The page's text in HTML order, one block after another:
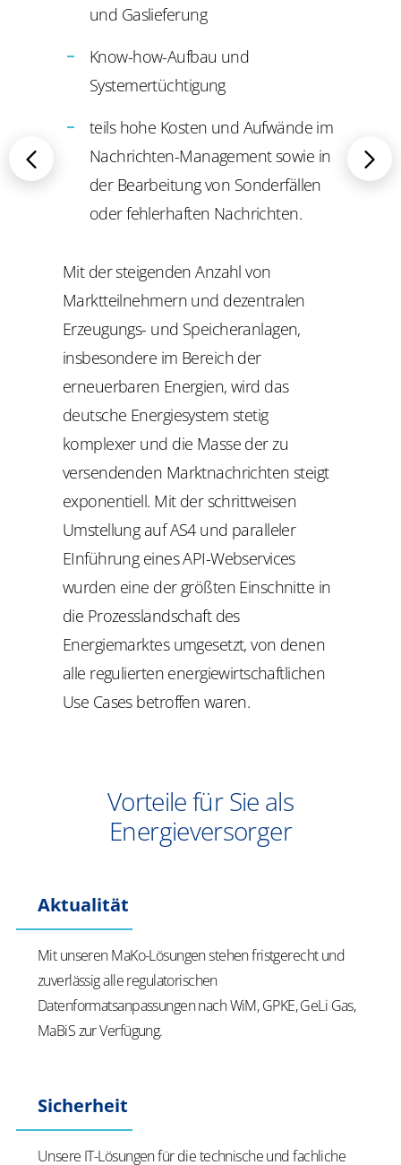
und Gaslieferung
Know-how-Aufbau und
Systemertüchtigung
teils hohe Kosten und Aufwände im
Nachrichten-Management sowie in
der Bearbeitung von Sonderfällen
oder fehlerhaften Nachrichten.
Mit der steigenden Anzahl von
Marktteilnehmern und dezentralen
Erzeugungs- und Speicheranlagen,
insbesondere im Bereich der
erneuerbaren Energien, wird das
deutsche Energiesystem stetig
komplexer und die Masse der zu
versendenden Marktnachrichten steigt
exponentiell. Mit der schrittweisen
Umstellung aufAS4 und paralleler
EInführung eines API-Webservices
wurden eine der größten Einschnitte in
die Prozesslandschaft des
Energiemarktes umgesetzt, von denen
alle regulierten energiewirtschaftlichen
Use Cases betroffen waren.
Vorteile für Sie als
Energieversorger
Aktualität
Mit unserenMaKo-Lösungen stehen fristgerecht und
zuverlässig alle regulatorischen
DatenformatsanpassungennachWiM, GPKE,GeLi Gas,
MaBiSzur Verfügung.
Sicherheit
Unsere IT-Lösungen für die technische und fachliche